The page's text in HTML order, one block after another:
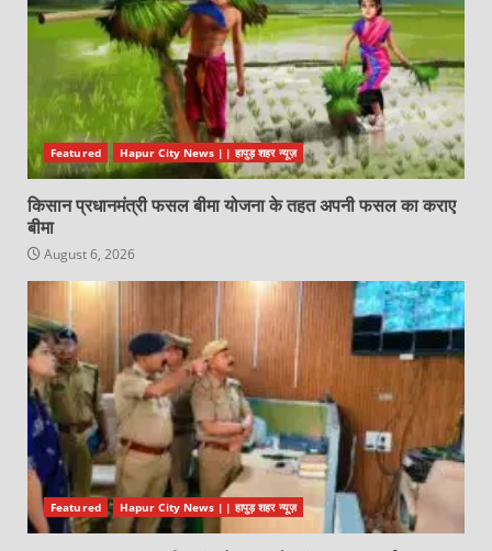
Featured Hapur City News || हापुड़ शहर न्यूज़
किसान प्रधानमंत्री फसल बीमा योजना के तहत अपनी फसल का कराए
बीमा
August 6, 2026
Featured Hapur City News || हापुड़ शहर न्यूज़